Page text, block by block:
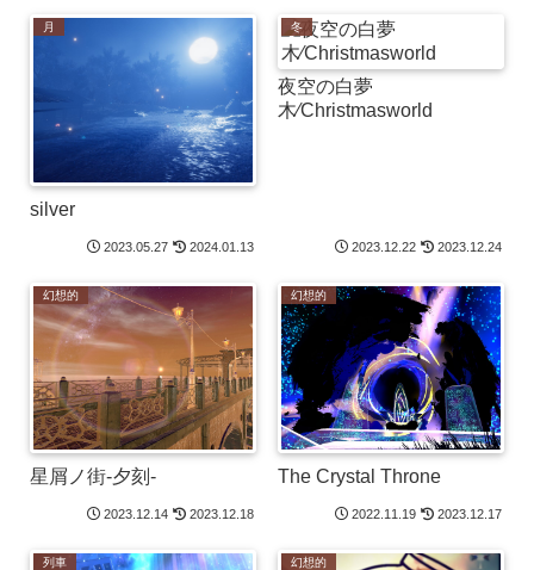
月
silver
2023.05.27 2024.01.13
冬
夜空の白夢
木⁄Christmasworld
2023.12.22 2023.12.24
幻想的
星屑ノ街-夕刻-
2023.12.14 2023.12.18
幻想的
The Crystal Throne
2022.11.19 2023.12.17
列車 幻想的